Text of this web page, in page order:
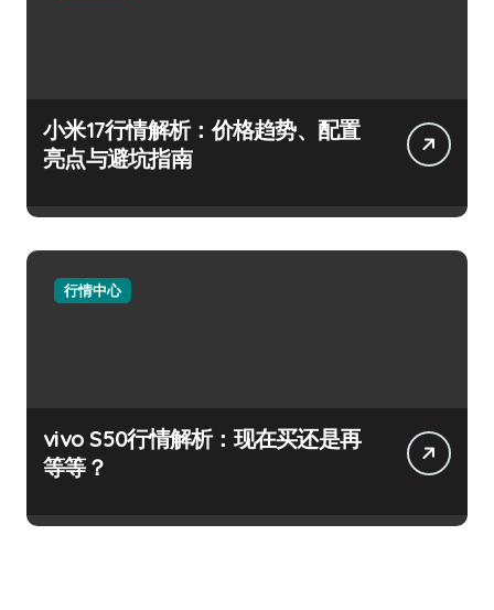
小米17行情解析：价格趋势、配置
亮点与避坑指南
行情中心
vivo S50行情解析：现在买还是再
等等？